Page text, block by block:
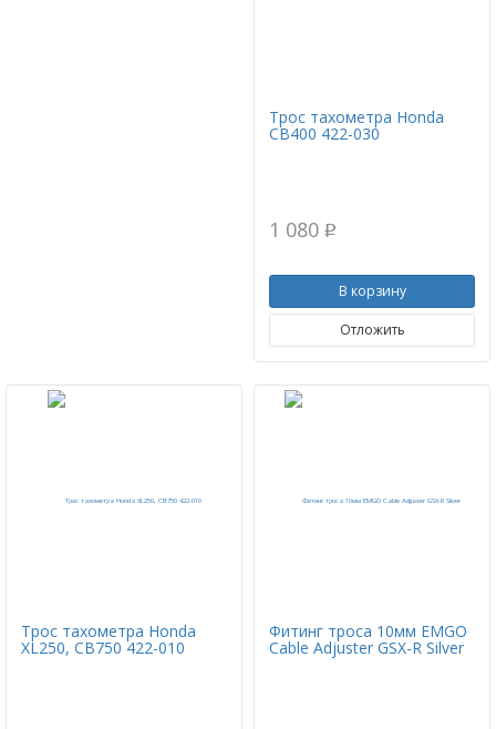
Трос тахометра Honda
CB400 422-030
1 080 p
В корзину
Отложить
Трос тахометра Honda
XL250, CB750 422-010
Фитинг троса 10мм EMGO
Cable Adjuster GSX-R Silver